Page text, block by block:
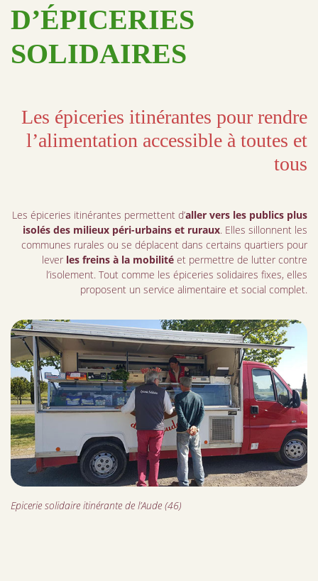
D’ÉPICERIES
SOLIDAIRES
Les épiceries itinérantes pour rendre
l’alimentation accessible à toutes et
tous
Les épiceries itinérantes permettent d’aller vers les publics plus
isolés des milieux péri-urbains et ruraux. Elles sillonnent les
communes rurales ou se déplacent dans certains quartiers pour
lever les freins à la mobilité et permettre de lutter contre
l’isolement. Tout comme les épiceries solidaires fixes, elles
proposent un service alimentaire et social complet.
Epicerie solidaire itinérante de l’Aude (46)